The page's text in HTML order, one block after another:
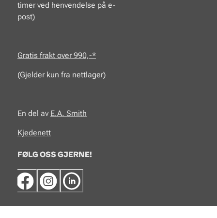
timer ved henvendelse på e-
post)
Gratis frakt over 990,-*
(Gjelder kun fra nettlager)
En del av E.A. Smith
Kjedenett
FØLG OSS GJERNE!